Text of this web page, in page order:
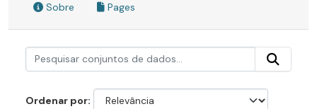
Sobre Pages
Ordenar por